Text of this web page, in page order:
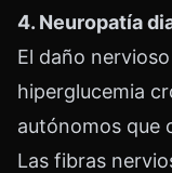
4. Neuropatía
El daño
hiperglucemia
autónomos que
Las fibras